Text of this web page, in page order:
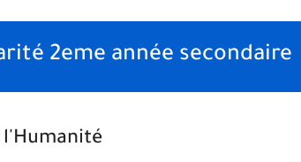
2eme année secondaire
l'Humanité